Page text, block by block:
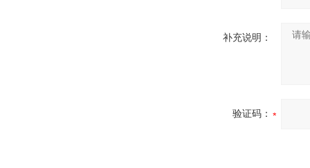
补充说明：
验证码：